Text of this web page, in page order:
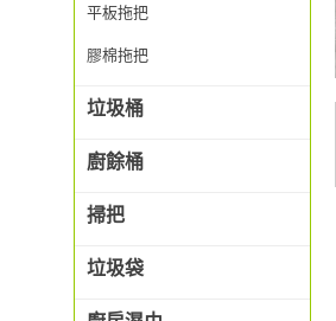
平板拖把
膠棉拖把
垃圾桶
廚餘桶
掃把
垃圾袋